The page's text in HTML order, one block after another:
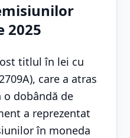
2025
titlul în lei cu
care a atras
o dobândă de
a reprezentat
în moneda